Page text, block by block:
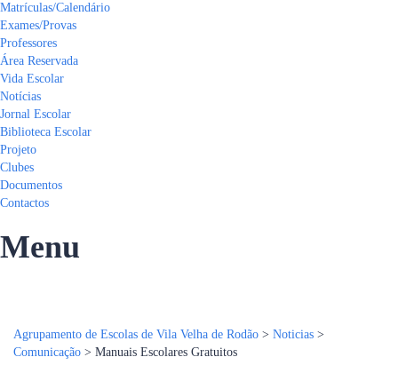
Matrículas/Calendário
Exames/Provas
Professores
Área Reservada
Vida Escolar
Notícias
Jornal Escolar
Biblioteca Escolar
Projeto
Clubes
Documentos
Contactos
Menu
Agrupamento de Escolas de Vila Velha de Rodão > Noticias >
Comunicação > Manuais Escolares Gratuitos